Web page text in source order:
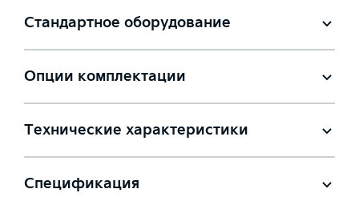
Стандартное оборудование
Опции комплектации
Технические характеристики
Спецификация